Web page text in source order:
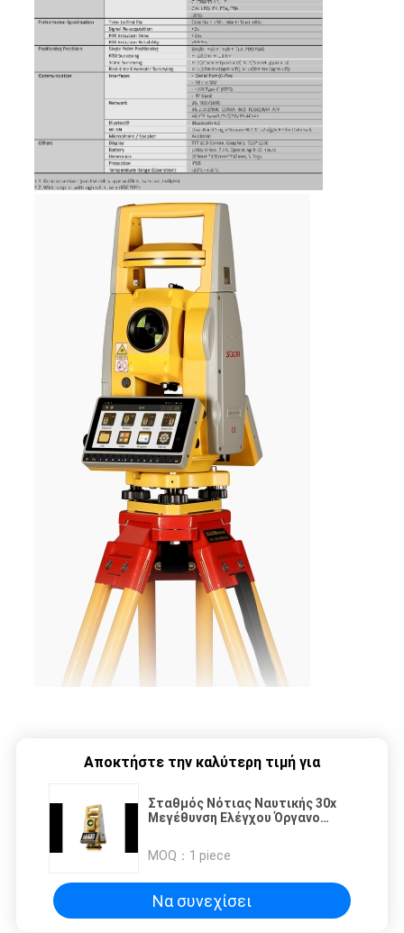
Αποκτήστε την καλύτερη τιμή για
Σταθμός Νότιας Ναυτικής 30x
Μεγέθυνση Ελέγχου Όργανο
Δορυφορική Παρακολούθηση και
επεξεργαστής MT6753
MOQ： 1 piece
Να συνεχίσει